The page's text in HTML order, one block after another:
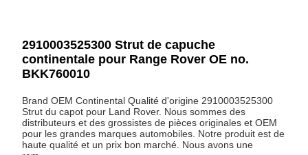
2910003525300 Strut de capuche
continentale pour Range Rover OE no.
BKK760010
Brand OEM Continental Qualité d'origine 2910003525300
Strut du capot pour Land Rover. Nous sommes des
distributeurs et des grossistes de pièces originales et OEM
pour les grandes marques automobiles. Notre produit est de
haute qualité et un prix bon marché. Nous avons une